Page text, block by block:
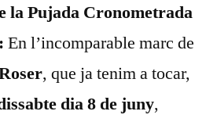
la Pujada Cronometrada
En l’incomparable marc de
, que ja tenim a tocar,
dia 8 de juny,